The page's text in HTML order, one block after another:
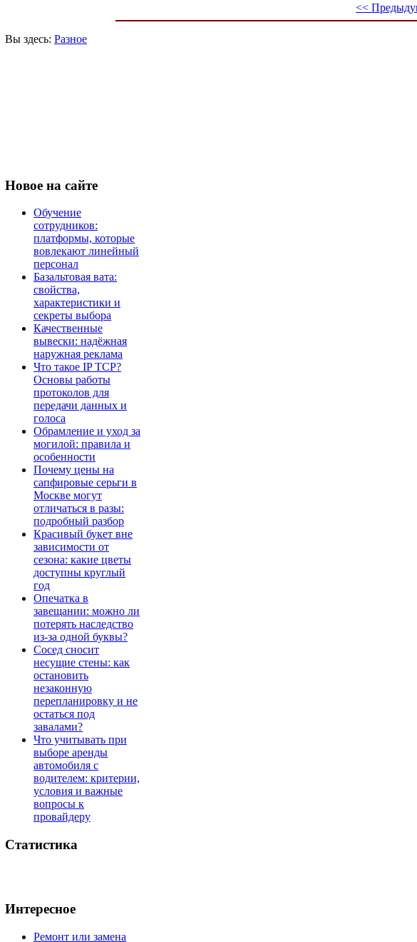
<<
Вы здесь: Разное
Новое на сайте
Обучение
сотрудников:
платформы, которые
вовлекают линейный
персонал
Базальтовая вата:
свойства,
характеристики и
секреты выбора
Качественные
вывески: надёжная
наружная реклама
Что такое IP TCP?
Основы работы
протоколов для
передачи данных и
голоса
Обрамление и уход за
могилой: правила и
особенности
Почему цены на
сапфировые серьги в
Москве могут
отличаться в разы:
подробный разбор
Красивый букет вне
зависимости от
сезона: какие цветы
доступны круглый
год
Опечатка в
завещании: можно ли
потерять наследство
из-за одной буквы?
Сосед сносит
несущие стены: как
остановить
незаконную
перепланировку и не
остаться под
завалами?
Что учитывать при
выборе аренды
автомобиля с
водителем: критерии,
условия и важные
вопросы к
провайдеру
Статистика
Интересное
Ремонт или замена